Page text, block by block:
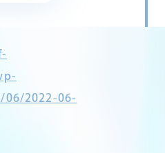
2022-06-